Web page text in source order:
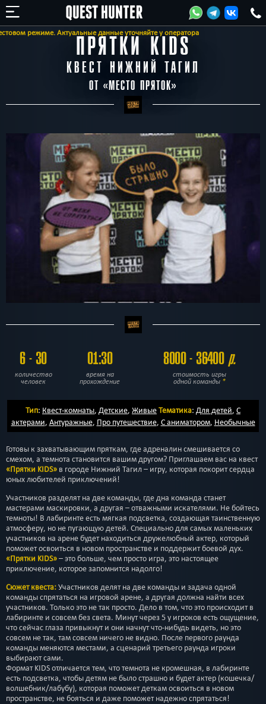
режиме. Актуальные данные уточняйте у оператора
ПРЯТКИ KIDS
КВЕСТ НИЖНИЙ ТАГИЛ
ОТ «МЕСТО ПРЯТОК»
6 - 30
количество
человек
01:30
время на
прохождение
8000 - 36400 р.
стоимость игры
одной команды *
Тип: Квест-комнаты, Детские, ЖивыеТематика: Для детей, С
актерами, Антуражные, Про путешествие, С аниматором, Необычные
Готовы к захватывающим пряткам, где адреналин смешивается со
смехом, а темнота становится вашим другом? Приглашаем вас на квест
«Прятки KIDS» в городе Нижний Тагил – игру, которая покорит сердца
юных любителей приключений!
Участников разделят на две команды, где дна команда станет
мастерами маскировки, а другая – отважными искателями. Не бойтесь
темноты! В лабиринте есть мягкая подсветка, создающая таинственную
атмосферу, но не пугающую детей. Специально для самых маленьких
участников на арене будет находиться дружелюбный актер, который
поможет освоиться в новом пространстве и поддержит боевой дух.
«Прятки KIDS»– это больше, чем просто игра, это настоящее
приключение, которое запомнится надолго!
Сюжет квеста:Участников делят на две команды и задача одной
команды спрятаться на игровой арене, а другая должна найти всех
участников. Только это не так просто. Дело в том, что это происходит в
лабиринте и совсем без света. Минут через 5 у игроков есть ощущение,
что сейчас глаза привыкнут и они начнут что-нибудь видеть, но это
совсем не так, там совсем ничего не видно. После первого раунда
команды меняются местами, а сценарий третьего раунда игроки
выбирают сами.
Формат KIDS отличается тем, что темнота не кромешная, в лабиринте
есть подсветка, чтобы детям не было страшно и будет актер (кошечка/
волшебник/лабубу), которая поможет деткам освоиться в новом
пространстве, не бояться и даже поможет надежно спрятаться!